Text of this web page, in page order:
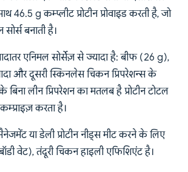
46.5 g कम्प्लीट प्रोटीन प्रोवाइड करती है, जो
सोर्स बनाती है।
एनिमल सोर्सेज़ से ज्यादा है: बीफ (26 g),
और दूसरी स्किनलेस चिकन प्रिपरेशन्स के
लीन प्रिपरेशन का मतलब है प्रोटीन टोटल
करता है।
या डेली प्रोटीन नीड्स मीट करने के लिए
वेट), तंदूरी चिकन हाइली एफिशिएंट है।